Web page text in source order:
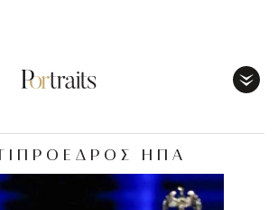
ΗΠΑ